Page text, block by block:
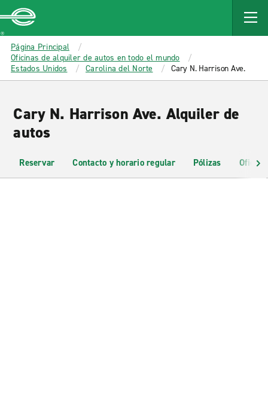
MAIN
CONTENT
Enterprise
Página Principal
Oficinas de alquiler de autos en todo el mundo
Estados Unidos
Carolina del Norte Cary N. Harrison Ave.
Cary N. Harrison Ave. Alquiler de
autos
Reservar Contacto y horario regular Pólizas